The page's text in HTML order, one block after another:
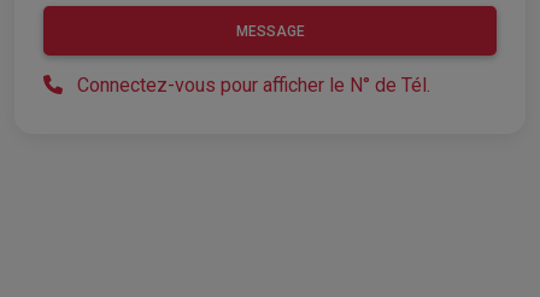
MESSAGE
Connectez-vous pour afficher le N° de Tél.